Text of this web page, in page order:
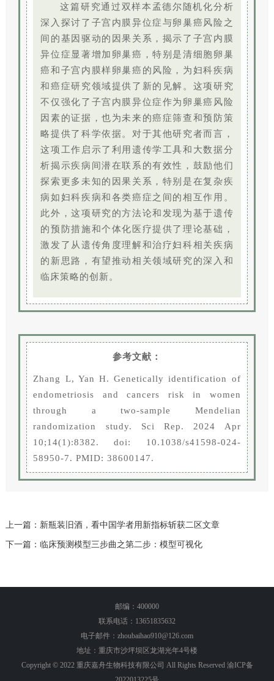
这篇研究通过双样本孟德尔随机化分析
深入探讨了子宫内膜异位症与卵巢癌风险之
间的基因驱动的因果关系，揭示了子宫内膜
异位症显著增加卵巢癌，特别是清细胞卵巢
癌和子宫内膜样卵巢癌的风险，为妇科疾病
和癌症研究领域提供了新的见解。这项研究
不仅强化了子宫内膜异位症作为卵巢癌风险
因素的证据，也为未来的癌症筛查和预防策
略提供了科学依据。对于其他研究者而言，
这项工作启示了利用遗传学工具和大数据分
析揭示疾病间潜在联系的有效性，鼓励他们
探索更多未知的因果关系，特别是在复杂疾
病如妇科疾病和各类癌症之间的相互作用。
此外，这项研究的方法论和发现为基于遗传
的预防措施和个体化医疗提供了理论基础，
激发了从遗传角度理解和治疗妇科相关疾病
的新思路，有望推动相关领域研究的深入和
临床策略的创新。
参考文献：
Zhang L, Yan H. Genetically identification of
endometriosis and cancers risk in women
through a two-sample Mendelian
randomization study. Sci Rep. 2024 Apr
10;14(1):8382. doi: 10.1038/s41598-024-
58950-7. PMID: 38600147.
上一篇：新瓶装旧酒，看中国学者用新指标斩获二区文章
下一篇：临床预测模型三步曲之第二步：模型可视化
邮编：400000
联系电话：13651835632
电子邮件：zhoubaihao910@126.com
地址：重庆市沙坪坝区龙湖光年4号楼
Copyright © 2022 重庆嘉舟生物科技有限公司 All Rights Reserved 渝ICP备